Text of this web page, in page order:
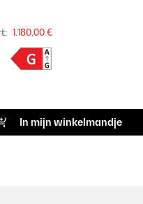
1.180,00 €
In mijn winkelmandje